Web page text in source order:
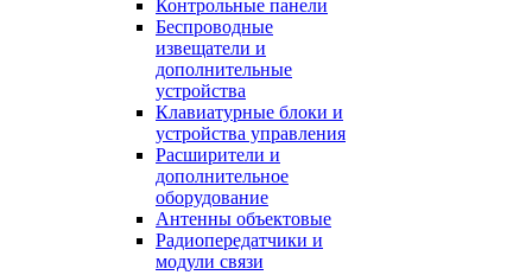
Контрольные панели
Беспроводные
извещатели и
дополнительные
устройства
Клавиатурные блоки и
устройства управления
Расширители и
дополнительное
оборудование
Антенны объектовые
Радиопередатчики и
модули связи